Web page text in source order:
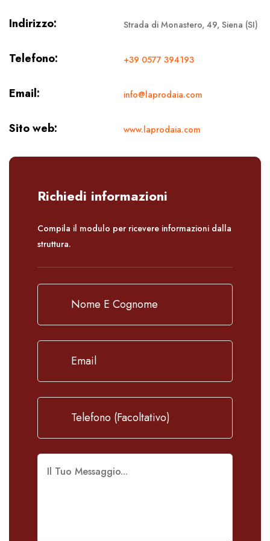
Indirizzo: Strada di Monastero, 49, Siena (SI)
Telefono: +39 0577 394193
Email: info@laprodaia.com
Sito web: www.laprodaia.com
Richiedi informazioni
Compila il modulo per ricevere informazioni dalla
struttura.